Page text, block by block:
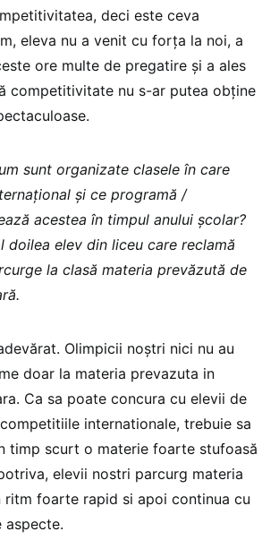
deci este ceva
eleva nu a venit cu forța la noi, a
ore multe de pregatire și a ales
competitivitate nu s-ar putea obține
sunt organizate clasele în care
și ce programă /
acestea în timpul anului școlar?
doilea elev din liceu care reclamă
la clasă materia prevăzută de
Olimpicii noștri nici nu au
doar la materia prevazuta in
Ca sa poate concura cu elevii de
internationale, trebuie sa
timp scurt o materie foarte stufoasă
elevii nostri parcurg materia
ritm foarte rapid si apoi continua cu
aspecte.